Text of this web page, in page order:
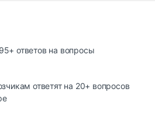
ответов на вопросы
ответят на 20+ вопросов